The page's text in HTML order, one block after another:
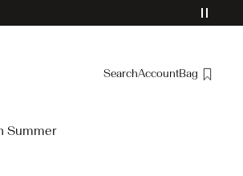
SearchAccountBag
Summer